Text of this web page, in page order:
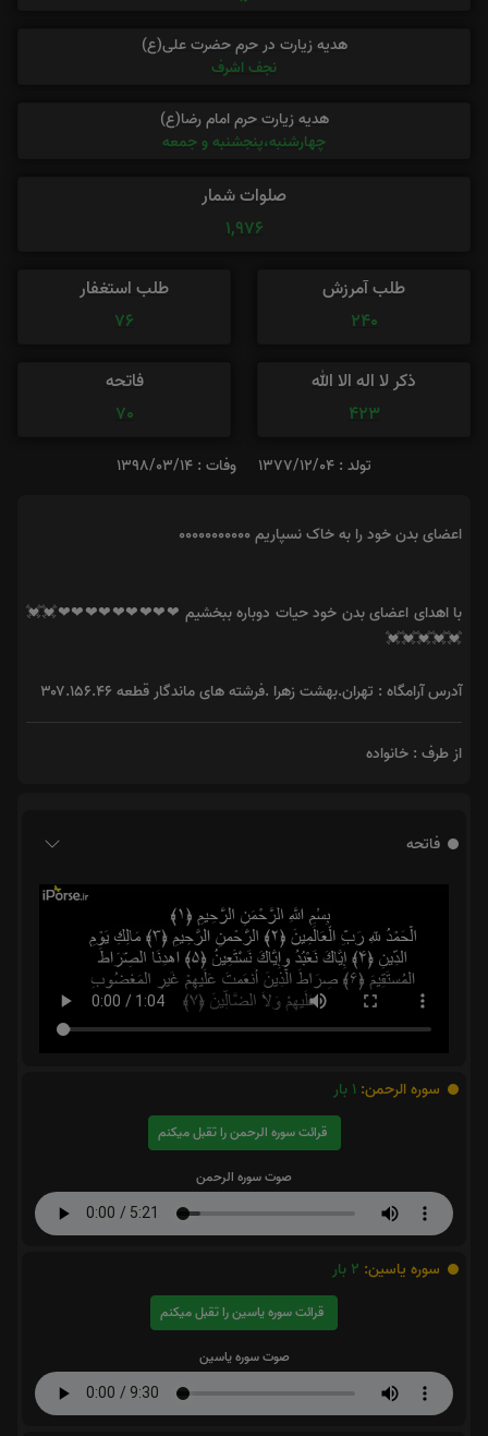
هدیه زیارت در حرم حضرت علی(ع)
نجف اشرف
هدیه زیارت حرم امام رضا(ع)
چهارشنبه،پنجشنبه و جمعه
صلوات شمار
1,976
طلب آمرزش
240
طلب استغفار
76
ذکر لا اله الا الله
423
فاتحه
70
تولد : 1377/12/04 وفات : 1398/03/14
اعضای بدن خود را به خاک نسپاریم ۰۰۰۰۰۰۰۰۰۰۰
با اهدای اعضای بدن خود حیات دوباره ببخشیم ❤❤❤❤❤❤❤❤❤💓💓
💓💓💓💓💓
آدرس آرامگاه : تهران.بهشت زهرا .فرشته های ماندگار قطعه ۳۰۷.۱۵۶.۴۶
از طرف : خانواده
فاتحه
سوره الرحمن: 1 بار
قرائت سوره الرحمن را تقبل میکنم
صوت سوره الرحمن
سوره یاسین: 2 بار
قرائت سوره یاسین را تقبل میکنم
صوت سوره یاسین